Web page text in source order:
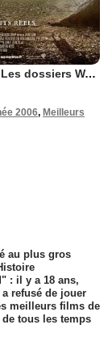
Conjuring : Les dossiers Warren
2006, Meilleurs
au plus gros
: il y a 18 ans,
a refusé de jouer
meilleurs films de
tous les temps